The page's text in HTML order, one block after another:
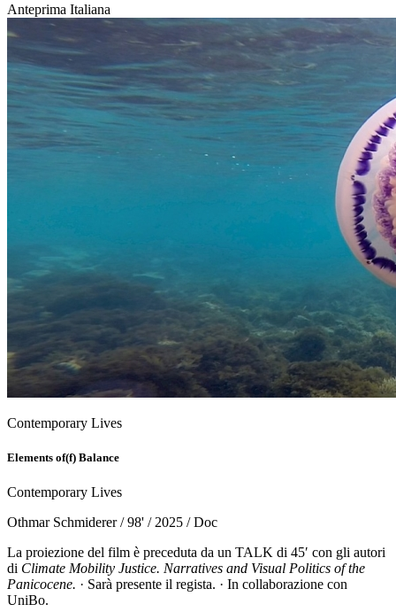
Anteprima Italiana
Contemporary Lives
Elements of(f) Balance
Contemporary Lives
Othmar Schmiderer / 98' / 2025 / Doc
La proiezione del film è preceduta da un TALK di 45′ con gli autori
di Climate Mobility Justice. Narratives and Visual Politics of the
Panicocene. · Sarà presente il regista. · In collaborazione con
UniBo.